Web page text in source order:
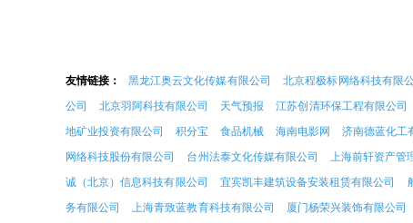
友情链接： 黑龙江奥云文化传媒有限公司 北京程极标网络科技有限
公司
北京羽阿科技有限公司 天气预报 江苏创清环保工程有限公司
地矿业投资有限公司
积分宝 食品机械 海南电影网 济南德蓝化工
网络科技股份有限公司
台州法泰文化传媒有限公司 上海前轩资产管
诚（北京）信息科技有限公司
宜宾凯丰建筑设备安装租赁有限公司
务有限公司
上海青致蓝教育科技有限公司 厦门杨荣兴装饰有限公司